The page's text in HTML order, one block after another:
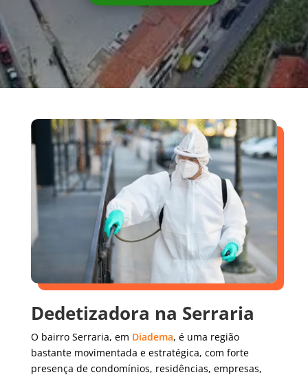
Dedetizadora na Serraria
O bairro Serraria, em Diadema, é uma região
bastante movimentada e estratégica, com forte
presença de condomínios, residências, empresas,